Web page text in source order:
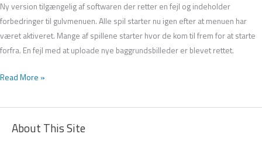
Ny version tilgængelig af softwaren der retter en fejl og indeholder
forbedringer til gulvmenuen. Alle spil starter nu igen efter at menuen har
været aktiveret. Mange af spillene starter hvor de kom til frem for at starte
forfra. En fejl med at uploade nye baggrundsbilleder er blevet rettet.
Read More »
About This Site